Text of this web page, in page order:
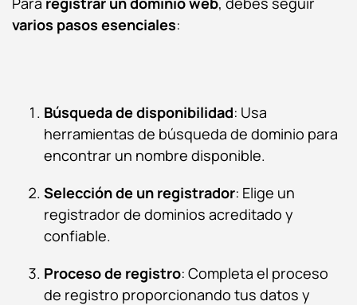
varios pasos esenciales:
Búsqueda de disponibilidad: Usa
herramientas de búsqueda de dominio para
encontrar un nombre disponible.
Selección de un registrador: Elige un
registrador de dominios acreditado y
confiable.
Proceso de registro: Completa el proceso
de registro proporcionando tus datos y